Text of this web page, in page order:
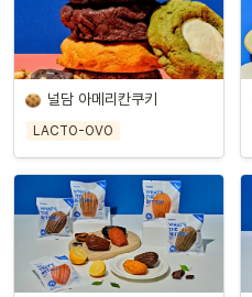
널담 아메리칸쿠키
LACTO-OVO